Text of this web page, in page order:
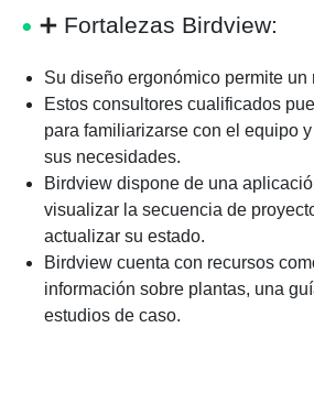
➕ Fortalezas Birdview:
Su diseño ergonómico permite un
Estos consultores cualificados
para familiarizarse con el equipo
sus necesidades.
Birdview dispone de una
visualizar la secuencia de
actualizar su estado.
Birdview cuenta con recursos
información sobre plantas, una
estudios de caso.